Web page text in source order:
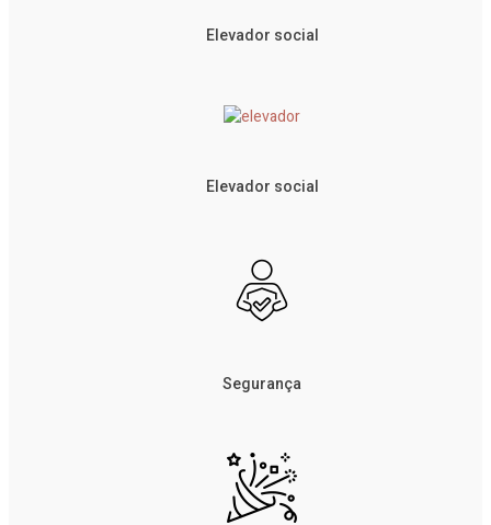
Elevador social
Elevador social
Segurança